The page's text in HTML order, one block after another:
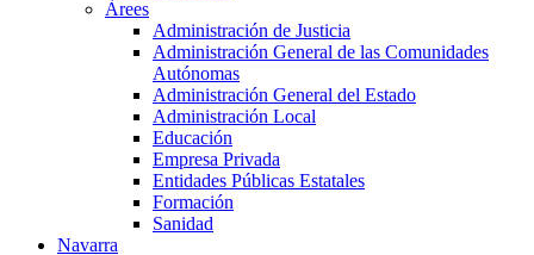
Àrees
Administración de Justicia
Administración General de las Comunidades
Autónomas
Administración General del Estado
Administración Local
Educación
Empresa Privada
Entidades Públicas Estatales
Formación
Sanidad
Navarra